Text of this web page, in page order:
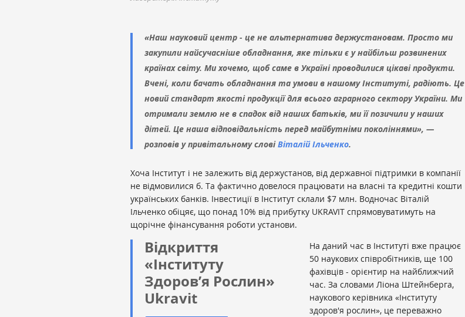
«Наш науковий центр - це не альтернатива держустановам. Просто ми
закупили найсучасніше обладнання, яке тільки є у найбільш розвинених
країнах світу. Ми хочемо, щоб саме в Україні проводилися цікаві продукти.
Вчені, коли бачать обладнання та умови в нашому Інституті, радіють. Це
новий стандарт якості продукції для всього аграрного сектору України. Ми
отримали землю не в спадок від наших батьків, ми її позичили у наших
дітей. Це наша відповідальність перед майбутніми поколіннями», —
розповів у привітальному словіВіталій Ільченко.
Хоча Інститут і не залежить від держустанов, від державної підтримки в компанії
не відмовилися б. Та фактично довелося працювати на власні та кредитні кошти
українських банків. Інвестиції в Інститут склали $7 млн. Водночас Віталій
Ільченко обіцяє, що понад 10% від прибутку UKRAVIT спрямовуватимуть на
щорічне фінансування роботи установи.
Відкриття
«Інституту
Здоров’я Рослин»
Ukravit
На даний час в Інституті вже працює
50 наукових співробітників, ще 100
фахівців - орієнтир на найближчий
час. За словами Ліона Штейнберга,
наукового керівника «Інституту
здоров'я рослин», це переважно